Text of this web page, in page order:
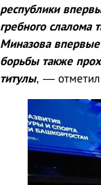
республики
гребного слалома
Миназова
борьбы также
титулы, — отметил